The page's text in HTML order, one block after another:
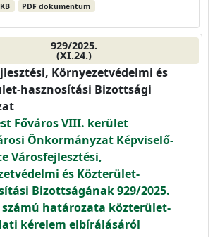
PDF dokumentum
929/2025.
(XI.24.)
Környezetvédelmi és
hasznosítási Bizottsági
Főváros VIII. kerület
Önkormányzat Képviselő-
Városfejlesztési,
és Közterület-
Bizottságának 929/2025.
számú határozata közterület-
kérelem elbírálásáról